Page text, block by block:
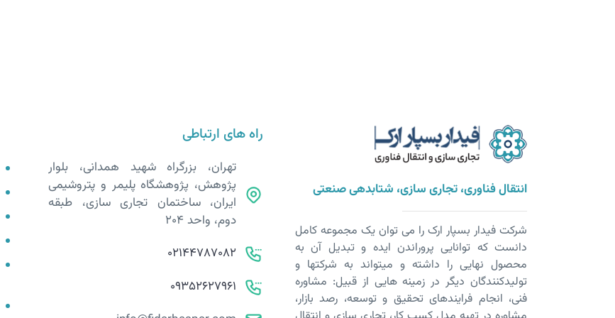
انتقال فناوری، تجاری سازی، شتابدهی صنعتی
شرکت فیدار بسپار ارک را می توان یک مجموعه کامل
دانست که توانایی پروراندن ایده و تبدیل آن به
محصول نهایی را داشته و می­تواند به شرکت­ها و
تولیدکنندگان دیگر در زمینه هایی از قبیل: مشاوره
فنی، انجام فرایندهای تحقیق و توسعه، رصد بازار،
راه های ارتباطی
تهران، بزرگراه شهید همدانی، بلوار
پژوهش، پژوهشگاه پلیمر و پتروشیمی
ایران، ساختمان تجاری سازی، طبقه
دوم، واحد 204
02144787082
09352627961